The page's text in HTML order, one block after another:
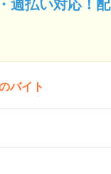
週払い対応！配
バイト